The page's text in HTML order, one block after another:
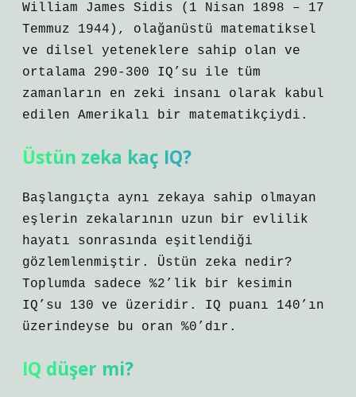
William James Sidis (1 Nisan 1898 – 17
Temmuz 1944), olağanüstü matematiksel
ve dilsel yeteneklere sahip olan ve
ortalama 290-300 IQ’su ile tüm
zamanların en zeki insanı olarak kabul
edilen Amerikalı bir matematikçiydi.
Üstün zeka kaç IQ?
Başlangıçta aynı zekaya sahip olmayan
eşlerin zekalarının uzun bir evlilik
hayatı sonrasında eşitlendiği
gözlemlenmiştir. Üstün zeka nedir?
Toplumda sadece %2’lik bir kesimin
IQ’su 130 ve üzeridir. IQ puanı 140’ın
üzerindeyse bu oran %0’dır.
IQ düşer mi?